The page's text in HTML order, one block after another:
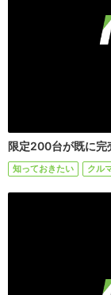
限定200台が既に完
知っておきたい クル